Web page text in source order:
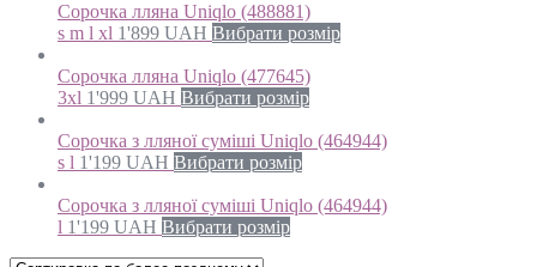
Сорочка лляна Uniqlo (488881)
s m l xl 1'899 UAH Вибрати розмір
Сорочка лляна Uniqlo (477645)
3xl 1'999 UAH Вибрати розмір
Сорочка з лляної суміші Uniqlo (464944)
s l 1'199 UAH Вибрати розмір
Сорочка з лляної суміші Uniqlo (464944)
l 1'199 UAH Вибрати розмір